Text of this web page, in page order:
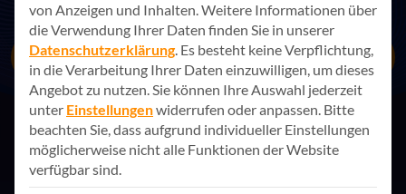
Jetzt Kontakt aufnehmen
von Anzeigen und Inhalten.Weitere Informationen über
die Verwendung Ihrer Daten finden Sie in unserer
Datenschutzerklärung. Es besteht keine Verpflichtung,
in die Verarbeitung Ihrer Daten einzuwilligen, um dieses
Angebot zu nutzen.Sie können Ihre Auswahl jederzeit
unter Einstellungenwiderrufen oder anpassen. Bitte
beachten Sie, dass aufgrund individueller Einstellungen
möglicherweise nicht alle Funktionen der Website
verfügbar sind.